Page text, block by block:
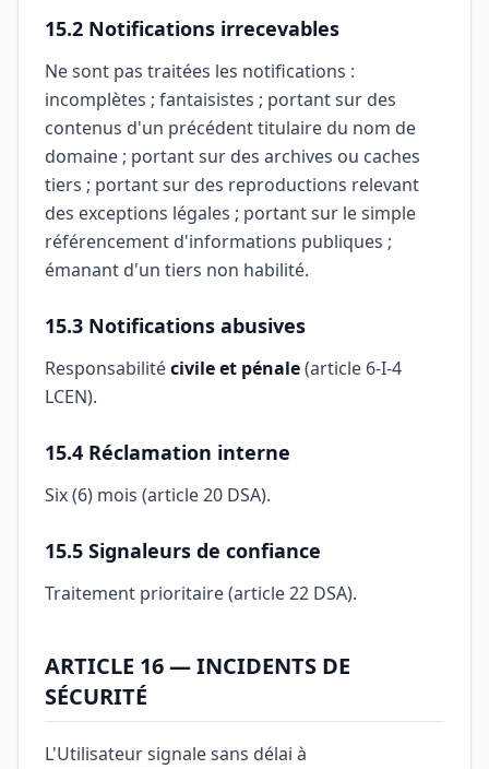
15.2 Notifications irrecevables
Ne sont pas traitées les notifications :
incomplètes ; fantaisistes ; portant sur des
contenus d'un précédent titulaire du nom de
domaine ; portant sur des archives ou caches
tiers ; portant sur des reproductions relevant
des exceptions légales ; portant sur le simple
référencement d'informations publiques ;
émanant d'un tiers non habilité.
15.3 Notifications abusives
Responsabilitécivile et pénale(article 6-I-4
LCEN).
15.4 Réclamation interne
Six (6) mois (article 20 DSA).
15.5 Signaleurs de confiance
Traitement prioritaire (article 22 DSA).
ARTICLE 16 — INCIDENTS DE
SÉCURITÉ
L'Utilisateur signale sans délai à